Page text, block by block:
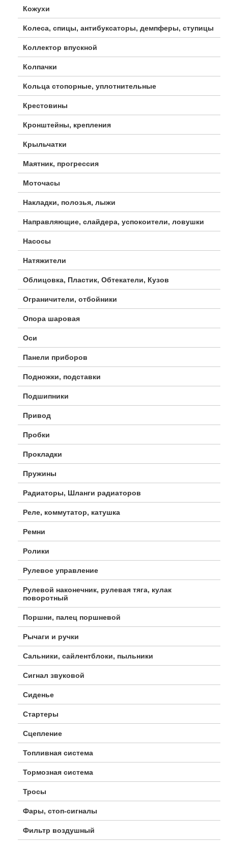
Кожухи
Колеса, спицы, антибуксаторы, демпферы, ступицы
Коллектор впускной
Колпачки
Кольца стопорные, уплотнительные
Крестовины
Кронштейны, крепления
Крыльчатки
Маятник, прогрессия
Моточасы
Накладки, полозья, лыжи
Направляющие, слайдера, успокоители, ловушки
Насосы
Натяжители
Облицовка, Пластик, Обтекатели, Кузов
Ограничители, отбойники
Опора шаровая
Оси
Панели приборов
Подножки, подставки
Подшипники
Привод
Пробки
Прокладки
Пружины
Радиаторы, Шланги радиаторов
Реле, коммутатор, катушка
Ремни
Ролики
Рулевое управление
Рулевой наконечник, рулевая тяга, кулак
поворотный
Поршни, палец поршневой
Рычаги и ручки
Сальники, сайлентблоки, пыльники
Сигнал звуковой
Сиденье
Стартеры
Сцепление
Топливная система
Тормозная система
Тросы
Фары, стоп-сигналы
Фильтр воздушный